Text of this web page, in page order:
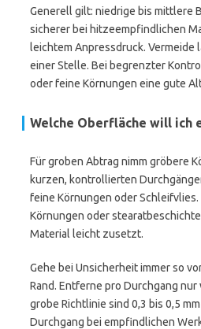
Generell gilt: niedrige bis mittlere
sicherer bei hitzeempfindlichen
leichtem Anpressdruck. Vermeide
einer Stelle. Bei begrenzter
oder feine Körnungen eine gute
Welche Oberfläche will ich
Für groben Abtrag nimm gröbere
kurzen, kontrollierten
feine Körnungen oder
Körnungen oder
Material leicht zusetzt.
Gehe bei Unsicherheit immer so
Rand. Entferne pro Durchgang
grobe Richtlinie sind 0,3 bis 0,5
Durchgang bei empfindlichen